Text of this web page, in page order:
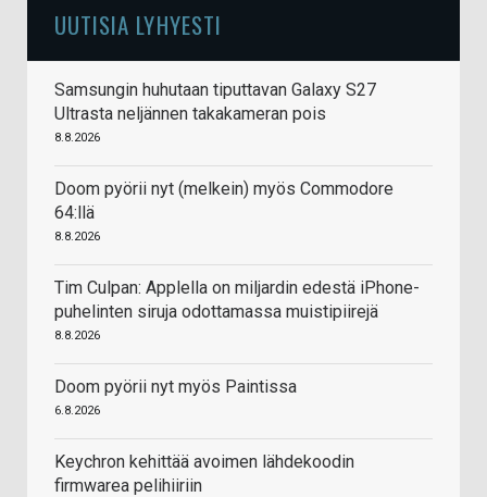
UUTISIA LYHYESTI
Samsungin huhutaan tiputtavan Galaxy S27
Ultrasta neljännen takakameran pois
8.8.2026
Doom pyörii nyt (melkein) myös Commodore
64:llä
8.8.2026
Tim Culpan: Applella on miljardin edestä iPhone-
puhelinten siruja odottamassa muistipiirejä
8.8.2026
Doom pyörii nyt myös Paintissa
6.8.2026
Keychron kehittää avoimen lähdekoodin
firmwarea pelihiiriin